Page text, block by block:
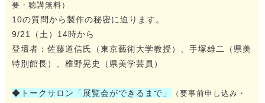
要・聴講無料）
10の質問から製作の秘密に迫ります。
9/21（土）14時から
登壇者：佐藤道信氏（東京藝術大学教授）、手塚雄二（県美
特別館長）、椎野晃史（県美学芸員）
◆トークサロン「展覧会ができるまで」
（要事前申し込み・